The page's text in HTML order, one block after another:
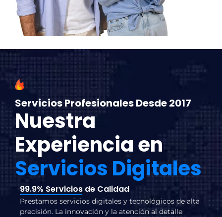
Servicios Profesionales Desde 2017
Nuestra
Experiencia en
Servicios Digitales
99.9% Servicios de Calidad
Prestamos servicios digitales y tecnológicos de alta
precisión. La innovación y la atención al detalle